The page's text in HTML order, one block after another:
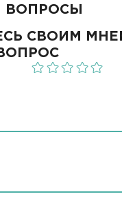
ВОПРОСЫ
СВОИМ